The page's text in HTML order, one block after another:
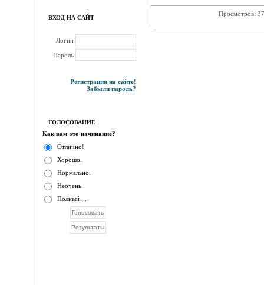
ВХОД НА САЙТ
Логин
Пароль
Регистрация на сайте!
Забыли пароль?
ГОЛОСОВАНИЕ
Как вам это начинание?
Отлично!
Хорошо.
Нормально.
Неочень.
Полный ...
Просмотров: